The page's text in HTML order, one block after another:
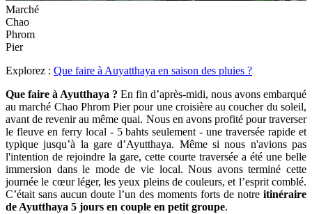
Marché
Chao
Phrom
Pier
Explorez : Que faire à Auyatthaya en saison des pluies ?
Que faire à Ayutthaya ? En fin d’après-midi, nous avons embarqué
au marché Chao Phrom Pier pour une croisière au coucher du soleil,
avant de revenir au même quai. Nous en avons profité pour traverser
le fleuve en ferry local - 5 bahts seulement - une traversée rapide et
typique jusqu’à la gare d’Ayutthaya. Même si nous n'avions pas
l'intention de rejoindre la gare, cette courte traversée a été une belle
immersion dans le mode de vie local. Nous avons terminé cette
journée le cœur léger, les yeux pleins de couleurs, et l’esprit comblé.
C’était sans aucun doute l’un des moments forts de notre itinéraire
de Ayutthaya 5 jours en couple en petit groupe.